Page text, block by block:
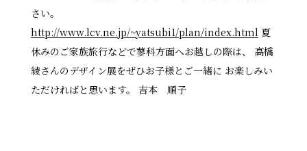
さい。
http://www.lcv.ne.jp/~yatsubi1/plan/index.html 夏
休みのご家族旅行などで蓼科方面へお越しの際は、 高橋
綾さんのデザイン展をぜひお子様とご一緒に お楽しみい
ただければと思います。 吉本 順子